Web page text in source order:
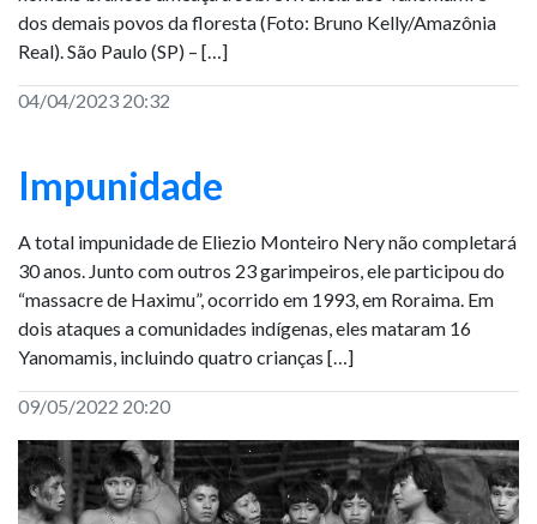
dos demais povos da floresta (Foto: Bruno Kelly/Amazônia
Real). São Paulo (SP) – […]
04/04/2023 20:32
Impunidade
A total impunidade de Eliezio Monteiro Nery não completará
30 anos. Junto com outros 23 garimpeiros, ele participou do
“massacre de Haximu”, ocorrido em 1993, em Roraima. Em
dois ataques a comunidades indígenas, eles mataram 16
Yanomamis, incluindo quatro crianças […]
09/05/2022 20:20